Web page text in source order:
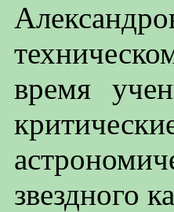
время
звездного